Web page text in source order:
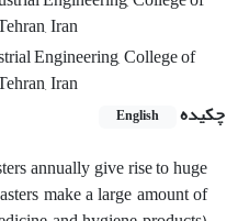
Iran
Engineering, College of
Iran
چکیده
English
annually give rise to huge
make a large amount of